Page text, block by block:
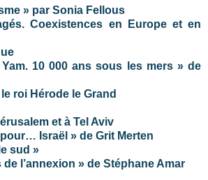
» par Sonia Fellous
Coexistences en Europe et en
10 000 ans sous les mers » de
roi Hérode le Grand
et à Tel Aviv
Israël » de Grit Merten
sud »
l’annexion » de Stéphane Amar